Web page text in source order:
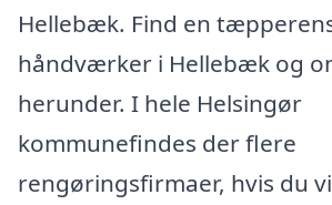
Hellebæk. Find en
håndværker i Hellebæk og
herunder. I hele Helsingør
kommunefindes der flere
rengøringsfirmaer, hvis du